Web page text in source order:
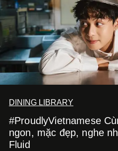
DINING LIBRARY
#ProudlyVietnamese
ngon, mặc đẹp, nghe
Fluid